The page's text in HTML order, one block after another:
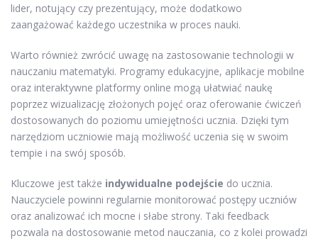
lider, notujący czy prezentujący, może dodatkowo
zaangażować każdego uczestnika w proces nauki.
Warto również zwrócić uwagę na zastosowanie technologii w
nauczaniu matematyki. Programy edukacyjne, aplikacje mobilne
oraz interaktywne platformy online mogą ułatwiać naukę
poprzez wizualizację złożonych pojęć oraz oferowanie ćwiczeń
dostosowanych do poziomu umiejętności ucznia. Dzięki tym
narzędziom uczniowie mają możliwość uczenia się w swoim
tempie i na swój sposób.
Kluczowe jest także indywidualne podejście do ucznia.
Nauczyciele powinni regularnie monitorować postępy uczniów
oraz analizować ich mocne i słabe strony. Taki feedback
pozwala na dostosowanie metod nauczania, co z kolei prowadzi